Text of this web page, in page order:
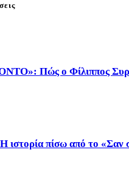
Πώς ο Φίλιππος
ιστορία πίσω από το «Σαν